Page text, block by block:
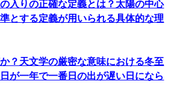
入りの正確な定義とは？太陽の中心
とする定義が用いられる具体的な理
？天文学の厳密な意味における冬至
が一年で一番日の出が遅い日になら